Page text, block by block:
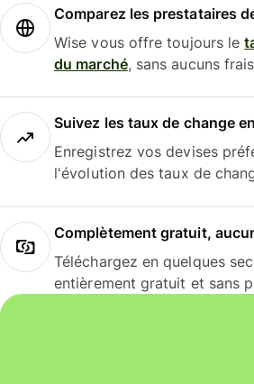
Comparez les prestataires
Wise vous offre toujours le
du marché, sans aucuns
Suivez les taux de change
Enregistrez vos devises
l'évolution des taux de
Complètement gratuit,
Téléchargez en quelques
entièrement gratuit et sans